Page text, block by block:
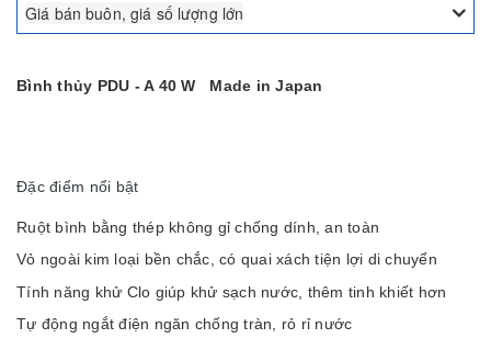
Giá bán buôn, giá số lượng lớn
Bình thủy PDU - A 40 W Made in Japan
Đặc điểm nổi bật
Ruột bình bằng thép không gỉ chống dính, an toàn
Vỏ ngoài kim loại bền chắc, có quai xách tiện lợi di chuyển
Tính năng khử Clo giúp khử sạch nước, thêm tinh khiết hơn
Tự động ngắt điện ngăn chống tràn, rỏ rỉ nước